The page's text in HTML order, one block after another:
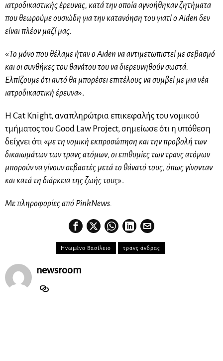
ιατροδικαστικής έρευνας, κατά την οποία αγνοήθηκαν ζητήματα
που θεωρούμε ουσιώδη για την κατανόηση του γιατί ο Aiden δεν
είναι πλέον μαζί μας.
«Το μόνο που θέλαμε ήταν ο Aiden να αντιμετωπιστεί με σεβασμό
και οι συνθήκες του θανάτου του να διερευνηθούν σωστά.
Ελπίζουμε ότι αυτό θα μπορέσει επιτέλους να συμβεί με μια νέα
ιατροδικαστική έρευνα».
Η Cat Knight, αναπληρώτρια επικεφαλής του νομικού
τμήματος του Good Law Project, σημείωσε ότι η υπόθεση
δείχνει ότι «με τη νομική εκπροσώπηση και την προβολή των
δικαιωμάτων των τρανς ατόμων, οι επιθυμίες των τρανς ατόμων
μπορούν να γίνουν σεβαστές μετά το θάνατό τους, όπως γίνονταν
και κατά τη διάρκεια της ζωής τους».
Με πληροφορίες από PinkNews.
Ηνωμένο Βασίλειο τρανς άνδρας
newsroom